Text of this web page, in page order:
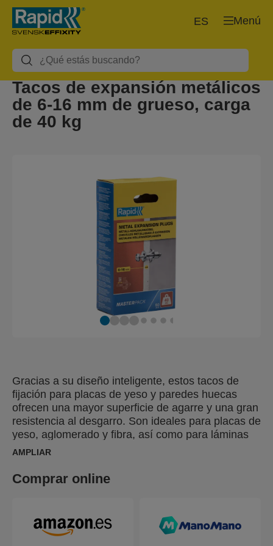
Menú
ES
Tacos de expansión metálicos
de 6-16 mm de grueso, carga
de 40 kg
Gracias a su diseño inteligente, estos tacos de
fijación para placas de yeso y paredes huecas
ofrecen una mayor superficie de agarre y una gran
resistencia al desgarro. Son ideales para placas de
yeso, aglomerado y fibra, así como para láminas
de plástico, metal y placas con un grosor de entre
esfuerzo, utilice las herramientas de colocación
Rapid XP10, XP20
AMPLIAR
Comprar online